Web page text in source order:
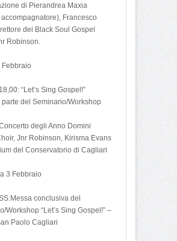
di Pierandrea Maxia
Francesco
dei Black Soul Gospel
Robinson.
Febbraio
“Let’s Sing Gospel!”
del Seminario/Workshop
degli Anno Domini
Jnr Robinson, Kirisma Evans
del Conservatorio di Cagliari
3 Febbraio
conclusiva del
Workshop “Let’s Sing Gospel!” –
Paolo Cagliari